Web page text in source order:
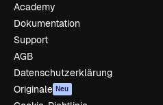
Academy
Dokumentation
Support
AGB
Datenschutzerklärung
Originale Neu